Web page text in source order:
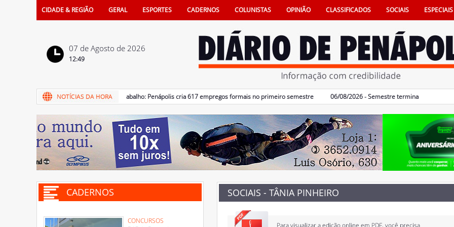
CIDADE & REGIÃO GERAL ESPORTES CADERNOS COLUNISTAS OPINIÃO CLASSIFICADOS SOCIAIS ESPECIAIS
07 de Agosto de 2026
12:49
07/08/2026 - Mercado de trabalho: Penápolis cria 617 empregos formais no primeiro semestre 06/08/2026 - Semestre termina com 617 vagas
CADERNOS
CONCURSOS
SOCIAIS - TÂNIA PINHEIRO